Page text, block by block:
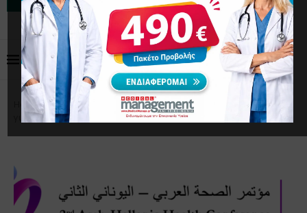
Home Επικαιρότητα
2ο Αραβο-Ελληνικό Συνέδριο
για την Υγεία